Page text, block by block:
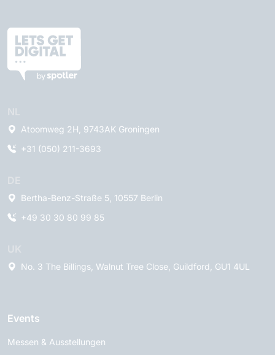
Atoomweg 2H, 9743AK Groningen
+31 (050) 211-3693
Bertha-Benz-Straße 5, 10557 Berlin
+49 30 30 80 99 85
No. 3 The Billings, Walnut Tree Close, Guildford, GU1 4UL
Events
Messen & Ausstellungen